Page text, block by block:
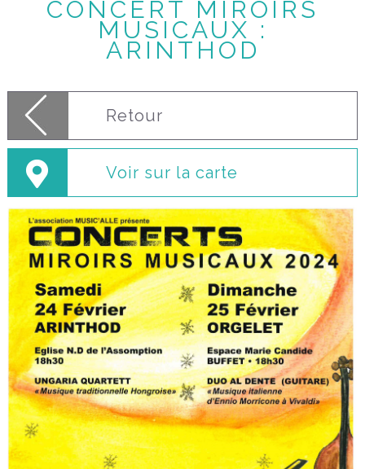
CONCERT MIROIRS
MUSICAUX :
ARINTHOD
Retour
Voir sur la carte